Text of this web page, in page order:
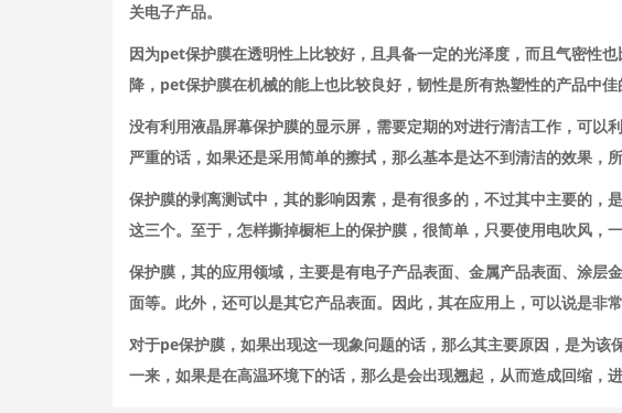
关电子产品。
因为pet保护膜在透明性上比较好，且具备一定的光泽度，而且气密性
降，pet保护膜在机械的能上也比较良好，韧性是所有热塑性的产品中佳
没有利用液晶屏幕保护膜的显示屏，需要定期的对进行清洁工作，可以
严重的话，如果还是采用简单的擦拭，那么基本是达不到清洁的效果，
保护膜的剥离测试中，其的影响因素，是有很多的，不过其中主要的，
这三个。至于，怎样撕掉橱柜上的保护膜，很简单，只要使用电吹风，
保护膜，其的应用领域，主要是有电子产品表面、金属产品表面、涂层
面等。此外，还可以是其它产品表面。因此，其在应用上，可以说是非常
对于pe保护膜，如果出现这一现象问题的话，那么其主要原因，是为
一来，如果是在高温环境下的话，那么是会出现翘起，从而造成回缩，进